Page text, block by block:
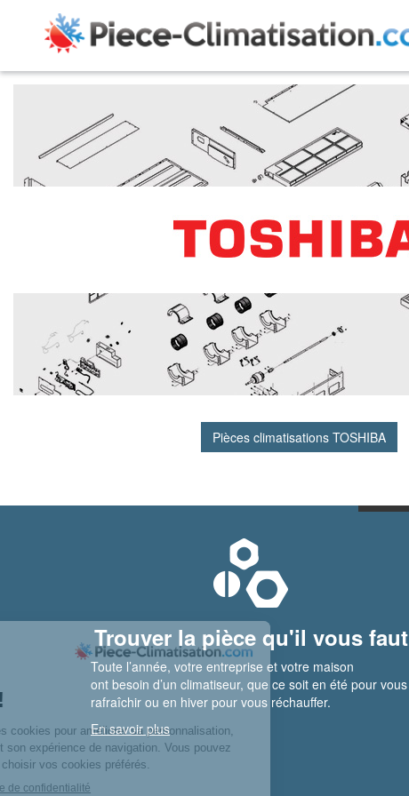
Pièces climatisations TOSHIBA
Trouver la pièce qu'il vous faut
Toute l’année, votre entreprise et votre maison
ont besoin d’un climatiseur, que ce soit en été pour vous
rafraîchir ou en hiver pour vous réchauffer.
En savoir plus